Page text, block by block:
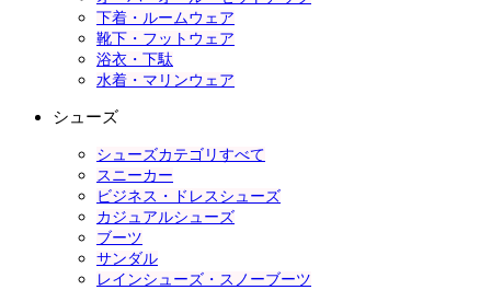
下着・ルームウェア
靴下・フットウェア
浴衣・下駄
水着・マリンウェア
シューズ
シューズカテゴリすべて
スニーカー
ビジネス・ドレスシューズ
カジュアルシューズ
ブーツ
サンダル
レインシューズ・スノーブーツ